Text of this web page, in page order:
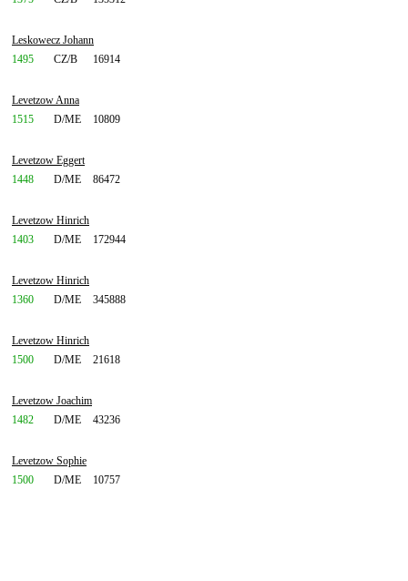
Leskowecz Johann
1495
CZ/B 16914
Levetzow Anna
1515
D/ME 10809
Levetzow Eggert
1448
D/ME 86472
Levetzow Hinrich
1403
D/ME 172944
Levetzow Hinrich
1360
D/ME 345888
Levetzow Hinrich
1500
D/ME 21618
Levetzow Joachim
1482
D/ME 43236
Levetzow Sophie
1500
D/ME 10757